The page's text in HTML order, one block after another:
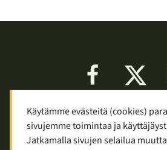
Facebook
Keskustelu Palaute
Mainostaminen ja
Käytämme evästeitä (cookies)
sivujemme toimintaa ja
Jatkamalla sivujen selailua